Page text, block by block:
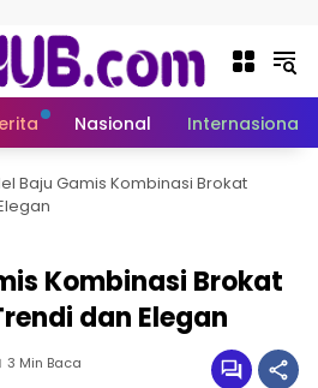
Nasional Internasional
Baju Gamis Kombinasi Brokat
Kombinasi Brokat
dan Elegan
3 Min Baca